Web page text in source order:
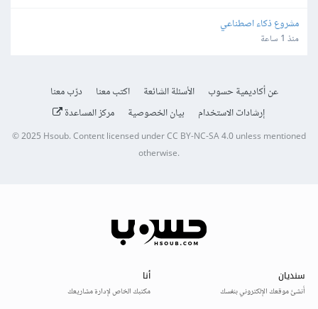
مشروع ذكاء اصطناعي
منذ 1 ساعة
عن أكاديمية حسوب الأسئلة الشائعة اكتب معنا
درّب معنا
إرشادات الاستخدام
بيان الخصوصية مركز المساعدة
© 2025 Hsoub.Content licensed underCC BY-NC-SA 4.0unless mentioned
otherwise.